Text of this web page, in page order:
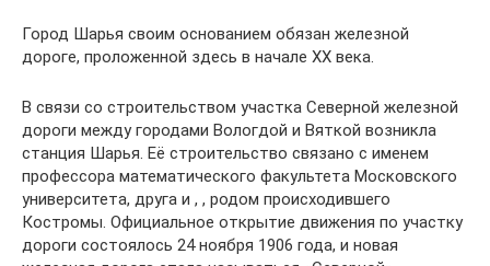
Город Шарья своим основанием обязан железной
дороге, проложенной здесь в начале XX века.
В связи со строительством участка Северной железной
дороги между городами Вологдой и Вяткой возникла
станция Шарья. Её строительство связано с именем
профессора математического факультета Московского
университета, друга и , , родом происходившего
Костромы. Официальное открытие движения по участку
дороги состоялось 24 ноября 1906 года, и новая